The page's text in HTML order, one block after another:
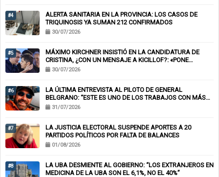
#4
ALERTA SANITARIA EN LA PROVINCIA: LOS CASOS DE
TRIQUINOSIS YA SUMAN 212 CONFIRMADOS
30/07/2026
#5
MÁXIMO KIRCHNER INSISTIÓ EN LA CANDIDATURA DE
CRISTINA, ¿CON UN MENSAJE A KICILLOF?: «PONE
NERVIOSOS A MUCHOS»
30/07/2026
#6
LA ÚLTIMA ENTREVISTA AL PILOTO DE GENERAL
BELGRANO: “ESTE ES UNO DE LOS TRABAJOS CON MÁS
RIESGO”
31/07/2026
#7
LA JUSTICIA ELECTORAL SUSPENDE APORTES A 20
PARTIDOS POLÍTICOS POR FALTA DE BALANCES
01/08/2026
#8
LA UBA DESMIENTE AL GOBIERNO: “LOS EXTRANJEROS EN
MEDICINA DE LA UBA SON EL 6,1%, NO EL 40%”